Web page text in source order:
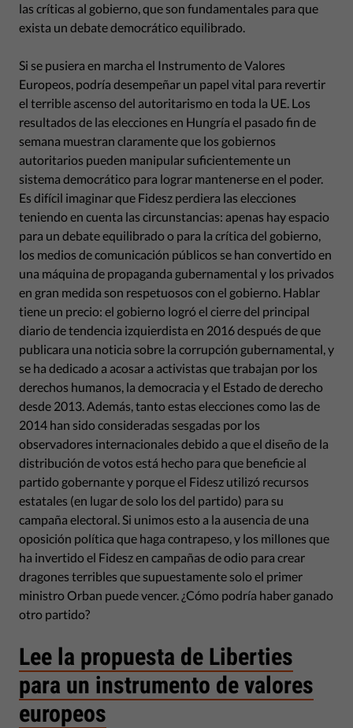
las críticas al gobierno, que son fundamentales para que
exista un debate democrático equilibrado.
Si se pusiera en marcha el Instrumento de Valores
Europeos, podría desempeñar un papel vital para revertir
el terrible ascenso del autoritarismo en toda la UE. Los
resultados de las elecciones en Hungría el pasado fin de
semana muestran claramente que los gobiernos
autoritarios pueden manipular suficientemente un
sistema democrático para lograr mantenerse en el poder.
Es difícil imaginar que Fidesz perdiera las elecciones
teniendo en cuenta las circunstancias: apenas hay espacio
para un debate equilibrado o para la crítica del gobierno,
los medios de comunicación públicos se han convertido en
una máquina de propaganda gubernamental y los privados
en gran medida son respetuosos con el gobierno. Hablar
tiene un precio: el gobierno logró el cierre del principal
diario de tendencia izquierdista en 2016 después de que
publicara una noticia sobre la corrupción gubernamental, y
se ha dedicado a acosar a activistas que trabajan por los
derechos humanos, la democracia y el Estado de derecho
desde 2013. Además, tanto estas elecciones como las de
2014 han sido consideradas sesgadas por los
observadores internacionales debido a que el diseño de la
distribución de votos está hecho para que beneficie al
partido gobernante y porque el Fidesz utilizó recursos
estatales (en lugar de solo los del partido) para su
campaña electoral. Si unimos esto a la ausencia de una
oposición política que haga contrapeso, y los millones que
ha invertido el Fidesz en campañas de odio para crear
dragones terribles que supuestamente solo el primer
ministro Orban puede vencer. ¿Cómo podría haber ganado
otro partido?
Lee la propuesta de Liberties
para un instrumento de valores
europeos